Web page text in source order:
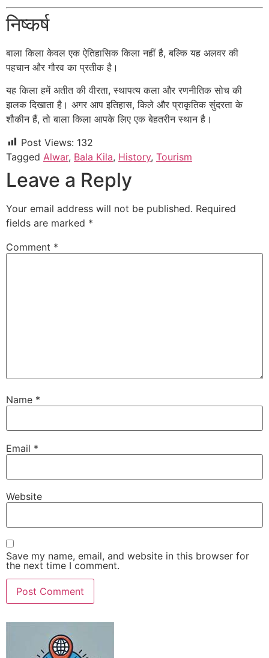
निष्कर्ष
बाला किला केवल एक ऐतिहासिक किला नहीं है, बल्कि यह अलवर की
पहचान और गौरव का प्रतीक है।
यह किला हमें अतीत की वीरता, स्थापत्य कला और रणनीतिक सोच की
झलक दिखाता है। अगर आप इतिहास, किले और प्राकृतिक सुंदरता के
शौकीन हैं, तो बाला किला आपके लिए एक बेहतरीन स्थान है।
Post Views: 132
Tagged Alwar, Bala Kila, History, Tourism
Leave a Reply
Your email address will not be published. Required
fields are marked *
Comment *
Name *
Email *
Website
Save my name, email, and website in this browser for
the next time I comment.